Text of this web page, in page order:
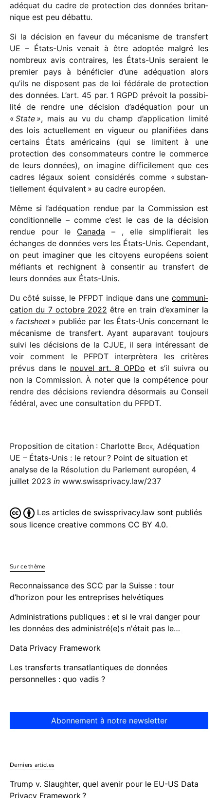
adéquat du cadre de protec­tion des données britan­
nique est peu débattu.
Si la déci­sion en faveur du méca­nisme de trans­fert
UE – États-Unis venait à être adop­tée malgré les
nombreux avis contraires, les États-Unis seraient le
premier pays à béné­fi­cier d’une adéqua­tion alors
qu’ils ne disposent pas de loi fédé­rale de protec­tion
des données. L’art. 45 par. 1 RGPD prévoit la possi­bi­
lité de rendre une déci­sion d’adéquation pour un
« State », mais au vu du champ d’application limité
des lois actuel­le­ment en vigueur ou plani­fiées dans
certains États améri­cains (qui se limitent à une
protec­tion des consom­ma­teurs contre le commerce
de leurs données), on imagine diffi­ci­le­ment que ces
cadres légaux soient consi­dé­rés comme « substan­
tiel­le­ment équi­valent » au cadre européen.
Même si l’adéquation rendue par la Commission est
condi­tion­nelle – comme c’est le cas de la déci­sion
rendue pour le Canada – , elle simpli­fie­rait les
échanges de données vers les États-Unis. Cependant,
on peut imagi­ner que les citoyens euro­péens soient
méfiants et rechignent à consen­tir au trans­fert de
leurs données aux États-Unis.
Du côté suisse, le PFPDT indique dans une commu­ni­
ca­tion du 7 octobre 2022 être en train d’examiner la
« fact­sheet » publiée par les États-Unis concer­nant le
méca­nisme de trans­fert. Ayant aupa­ra­vant toujours
suivi les déci­sions de la CJUE, il sera inté­res­sant de
voir comment le PFPDT inter­prè­tera les critères
prévus dans le nouvel art. 8 OPDo et s’il suivra ou
non la Commission. À noter que la compé­tence pour
rendre des déci­sions revien­dra désor­mais au Conseil
fédé­ral, avec une consul­ta­tion du PFPDT.
Proposition de citation : Charlotte Beck, Adéquation
UE – États-Unis : le retour ? Point de situation et
analyse de la Résolution du Parlement européen, 4
juillet 2023 in www.swissprivacy.law/237
Les articles de swissprivacy.law sont publiés
sous licence creative commons CC BY 4.0.
Sur ce thème
Reconnaissance des SCC par la Suisse : tour
d’horizon pour les entreprises helvétiques
Administrations publiques : et si le vrai danger pour
les données des administré(e)s n'était pas le…
Data Privacy Framework
Les transferts transatlantiques de données
personnelles : quo vadis ?
Abonnement à notre newsletter
Derniers articles
Trump v. Slaughter, quel avenir pour le EU-US Data
Privacy Framework ?